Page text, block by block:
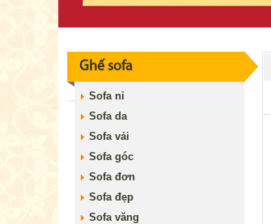
Ghế sofa
Sofa nỉ
Sofa da
Sofa vải
Sofa góc
Sofa đơn
Sofa đẹp
Sofa văng